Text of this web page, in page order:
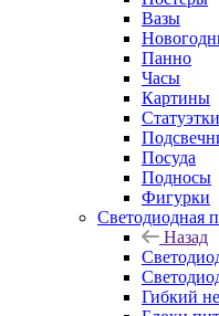
Вазы
Панно
Часы
Картины
Статуэтки
Посуда
Подносы
Фигурки
Светодиодная
Назад
Гибкий